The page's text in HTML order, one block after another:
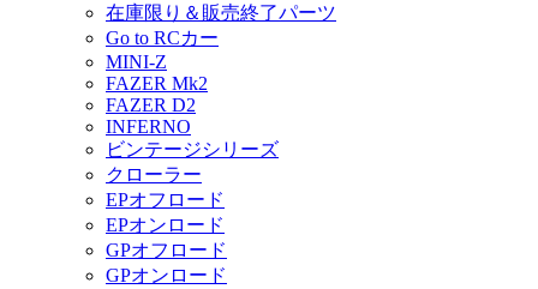
在庫限り＆販売終了パーツ
Go to RCカー
MINI-Z
FAZER Mk2
FAZER D2
INFERNO
ビンテージシリーズ
クローラー
EPオフロード
EPオンロード
GPオフロード
GPオンロード